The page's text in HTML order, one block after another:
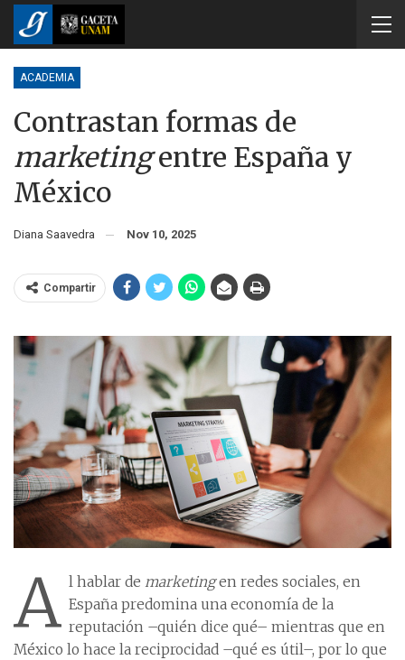
ACADEMIA
Contrastan formas de
marketingentre España y
México
Diana Saavedra Nov 10, 2025
Compartir
A l hablar de marketingen redes sociales, en
España predomina una economía de la
reputación –quién dice qué– mientras que en
México lo hace la reciprocidad –qué es útil–, por lo que